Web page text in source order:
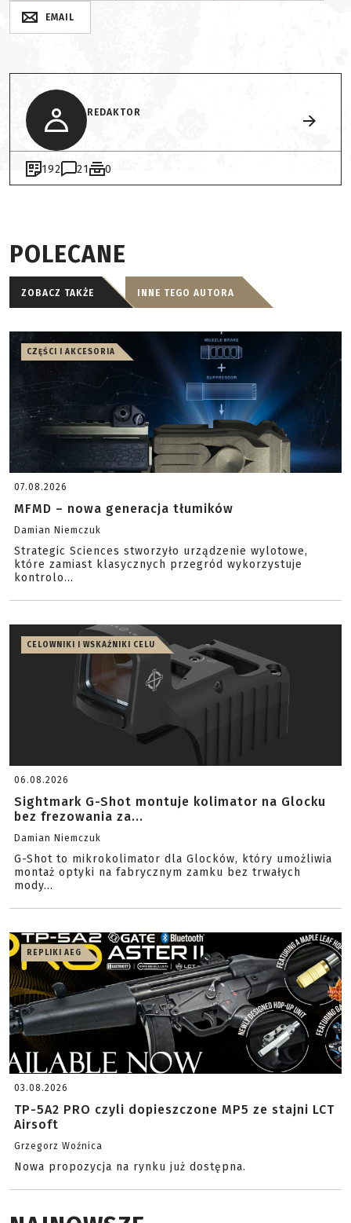
EMAIL
REDAKTOR
192 21 0
POLECANE
ZOBACZ TAKŻE INNE TEGO AUTORA
CZĘŚCI I AKCESORIA
07.08.2026
MFMD – nowa generacja tłumików
Damian Niemczuk
Strategic Sciences stworzyło urządzenie wylotowe,
które zamiast klasycznych przegród wykorzystuje
kontrolo...
CELOWNIKI I WSKAŹNIKI CELU
06.08.2026
Sightmark G-Shot montuje kolimator na Glocku
bez frezowania za...
Damian Niemczuk
G-Shot to mikrokolimator dla Glocków, który umożliwia
montaż optyki na fabrycznym zamku bez trwałych
mody...
REPLIKI AEG
03.08.2026
TP-5A2 PRO czyli dopieszczone MP5 ze stajni LCT
Airsoft
Grzegorz Woźnica
Nowa propozycja na rynku już dostępna.